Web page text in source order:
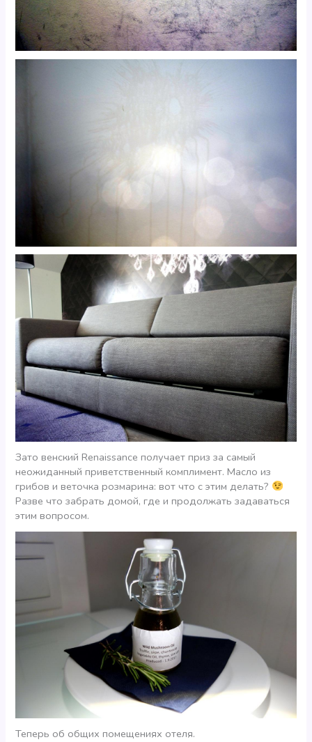
Зато венский Renaissance получает приз за самый
неожиданный приветственный комплимент. Масло из
грибов и веточка розмарина: вот что с этим делать?
Разве что забрать домой, где и продолжать задаваться
этим вопросом.
Теперь об общих помещениях отеля.